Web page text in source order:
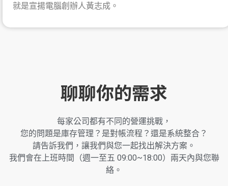
就是宣揚電腦創辦人黃志成。
聊聊你的需求
每家公司都有不同的營運挑戰，
您的問題是庫存管理？是對帳流程？還是系統整合？
請告訴我們，讓我們與您一起找出解決方案。
我們會在上班時間（週一至五 09:00~18:00）兩天內與您聯
絡。